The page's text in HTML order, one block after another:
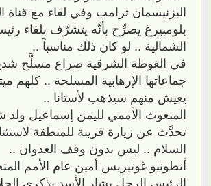
البزنيسمان ترامب وفي لقاء مع قناة
بلومبيرغ يصرِّح بأنَّه يتشرَّف بلقاء
الشمالية .. لو كان ذلك مناسباً ..
في الغوطة الشرقية صراع مسلَّح
جماعاتها الإرهابية المسلحة .. كلهم
يعيش منهم سيذهب لأستانا ..
المبعوث الأممي لليمن إسماعيل ولد
تحدَّث عن زيارة قريبة للمنطقة
السلام .. ليس بدون وقف العدوان ..
أنطونيو غوتيريس أمين عام الأمم
الرئيس الرجل بشار الأسد بذكرى